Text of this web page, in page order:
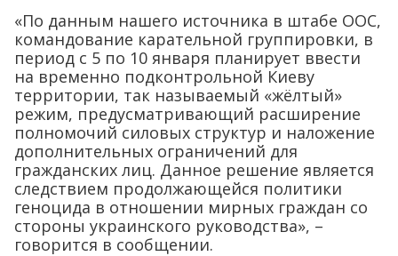
«По данным нашего источника в штабе ООС,
командование карательной группировки, в
период с 5 по 10 января планирует ввести
на временно подконтрольной Киеву
территории, так называемый «жёлтый»
режим, предусматривающий расширение
полномочий силовых структур и наложение
дополнительных ограничений для
гражданских лиц. Данное решение является
следствием продолжающейся политики
геноцида в отношении мирных граждан со
стороны украинского руководства», –
говорится в сообщении.